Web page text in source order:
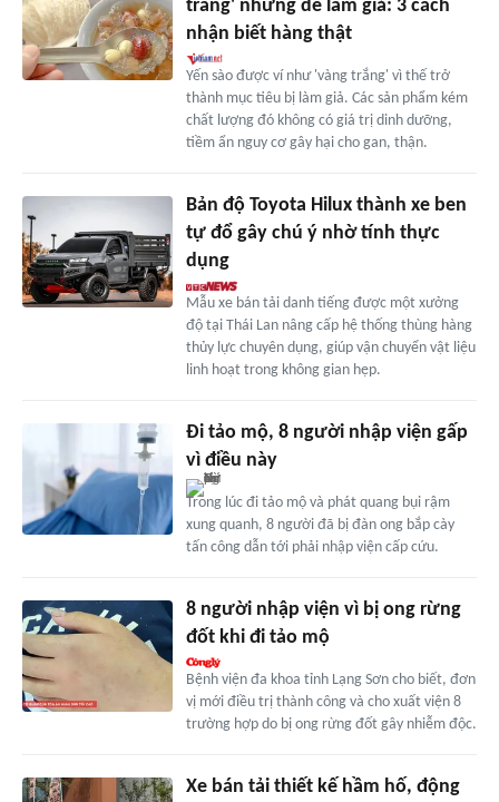
trắng' nhưng dễ làm giả: 3 cách
nhận biết hàng thật
Yến sào được ví như 'vàng trắng' vì thế trở
thành mục tiêu bị làm giả. Các sản phẩm kém
chất lượng đó không có giá trị dinh dưỡng,
tiềm ẩn nguy cơ gây hại cho gan, thận.
Bản độ Toyota Hilux thành xe ben
tự đổ gây chú ý nhờ tính thực
dụng
Mẫu xe bán tải danh tiếng được một xưởng
độ tại Thái Lan nâng cấp hệ thống thùng hàng
thủy lực chuyên dụng, giúp vận chuyển vật liệu
linh hoạt trong không gian hẹp.
Đi tảo mộ, 8 người nhập viện gấp
vì điều này
Trong lúc đi tảo mộ và phát quang bụi rậm
xung quanh, 8 người đã bị đàn ong bắp cày
tấn công dẫn tới phải nhập viện cấp cứu.
8 người nhập viện vì bị ong rừng
đốt khi đi tảo mộ
Bệnh viện đa khoa tỉnh Lạng Sơn cho biết, đơn
vị mới điều trị thành công và cho xuất viện 8
trường hợp do bị ong rừng đốt gây nhiễm độc.
Xe bán tải thiết kế hầm hố, động